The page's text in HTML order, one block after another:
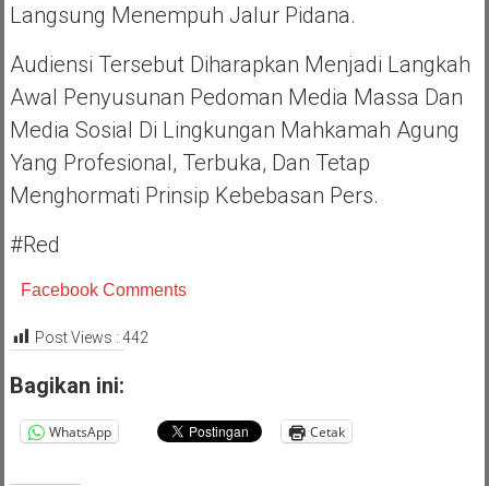
Langsung Menempuh Jalur Pidana.
Audiensi Tersebut Diharapkan Menjadi Langkah
Awal Penyusunan Pedoman Media Massa Dan
Media Sosial Di Lingkungan Mahkamah Agung
Yang Profesional, Terbuka, Dan Tetap
Menghormati Prinsip Kebebasan Pers.
#Red
Facebook Comments
Post Views : 442
Bagikan ini:
WhatsApp Cetak